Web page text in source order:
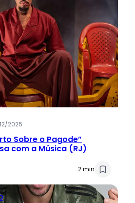
2025
Sobre o Pagode”
com a Música (RJ)
2 min